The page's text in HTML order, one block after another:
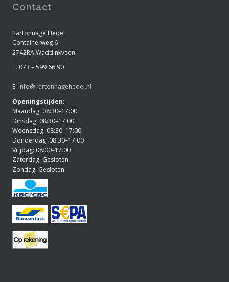
Contact
Kartonnage Hedel
Containerweg 6
2742RA Waddinxveen
T. 073 – 599 66 90
E. info@kartonnagehedel.nl
Openingstijden:
Maandag: 08:30–17:00
Dinsdag: 08:30–17:00
Woensdag: 08:30–17:00
Donderdag: 08:30–17:00
Vrijdag: 08:00–17:00
Zaterdag: Gesloten
Zondag: Gesloten